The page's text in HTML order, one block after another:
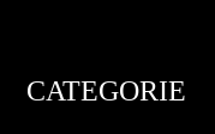
CATEGORIE